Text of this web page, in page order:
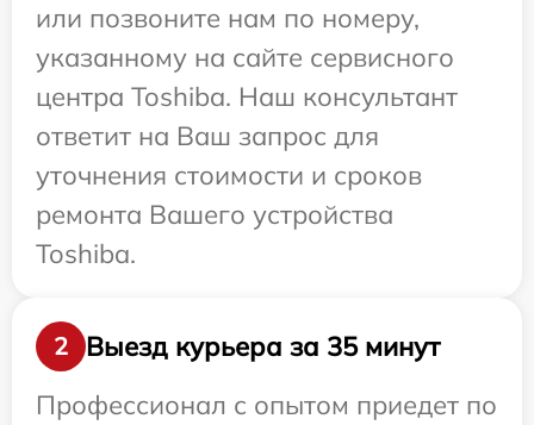
или позвоните нам по номеру,
указанному на сайте сервисного
центра Toshiba. Наш консультант
ответит на Ваш запрос для
уточнения стоимости и сроков
ремонта Вашего устройства
Toshiba.
2
Выезд курьера за 35 минут
Профессионал с опытом приедет по